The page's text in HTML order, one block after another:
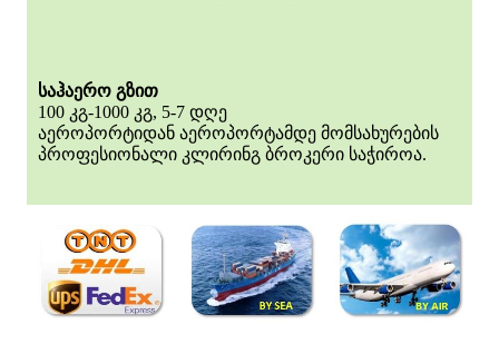
საჰაერო გზით
100 კგ-1000 კგ, 5-7 დღე
აეროპორტიდან აეროპორტამდე მომსახურების
პროფესიონალი კლირინგ ბროკერი საჭიროა.